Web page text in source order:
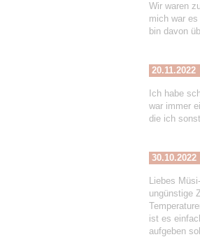
Wir waren
mich war
bin davon
20.11.2022
Ich habe
war immer
die ich
30.10.2022
Liebes
ungünstige
ist es
aufgeben